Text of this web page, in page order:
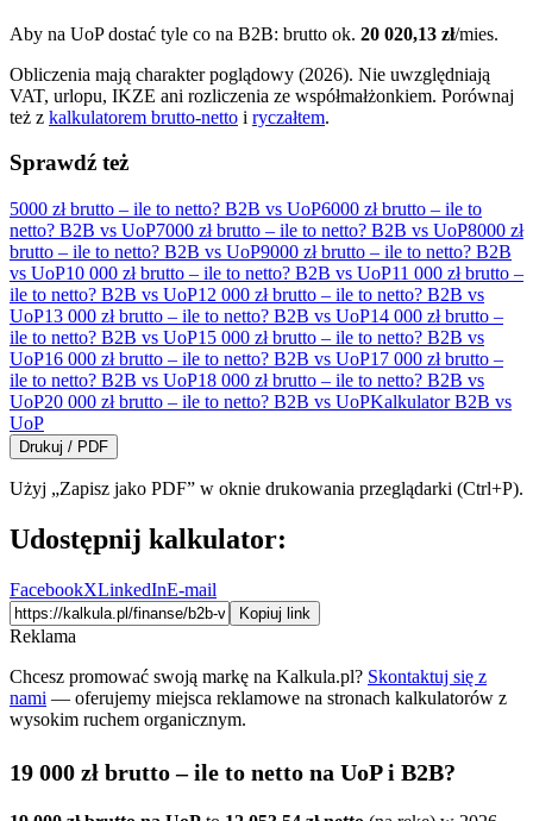
Aby na UoP dostać tyle co na B2B: brutto ok. 20 020,13 zł/mies.
Obliczenia mają charakter poglądowy (2026). Nie uwzględniają
VAT, urlopu, IKZE ani rozliczenia ze współmałżonkiem. Porównaj
też z kalkulatorem brutto-netto i ryczałtem.
Sprawdź też
5000 zł brutto – ile to netto? B2B vs UoP6000 zł brutto – ile to
netto? B2B vs UoP7000 zł brutto – ile to netto? B2B vs UoP8000 zł
brutto – ile to netto? B2B vs UoP9000 zł brutto – ile to netto? B2B
vs UoP10 000 zł brutto – ile to netto? B2B vs UoP11 000 zł brutto –
ile to netto? B2B vs UoP12 000 zł brutto – ile to netto? B2B vs
UoP13 000 zł brutto – ile to netto? B2B vs UoP14 000 zł brutto –
ile to netto? B2B vs UoP15 000 zł brutto – ile to netto? B2B vs
UoP16 000 zł brutto – ile to netto? B2B vs UoP17 000 zł brutto –
ile to netto? B2B vs UoP18 000 zł brutto – ile to netto? B2B vs
UoP20 000 zł brutto – ile to netto? B2B vs UoPKalkulator B2B vs
UoP
Drukuj / PDF
Użyj „Zapisz jako PDF” w oknie drukowania przeglądarki (Ctrl+P).
Udostępnij kalkulator:
FacebookXLinkedInE-mail
Kopiuj link
Reklama
Chcesz promować swoją markę na Kalkula.pl? Skontaktuj się z
nami — oferujemy miejsca reklamowe na stronach kalkulatorów z
wysokim ruchem organicznym.
19 000 zł brutto – ile to netto na UoP i B2B?